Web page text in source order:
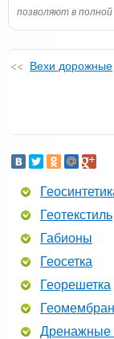
позволяют в
Вехи дорожные
Геотекстиль
Габионы
Геосетка
Георешетка
Дренажные